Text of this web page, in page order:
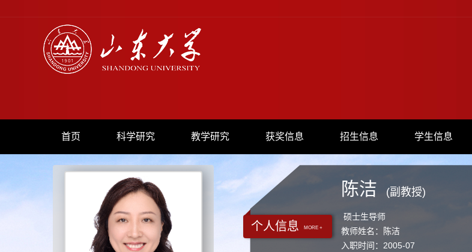
首页 科学研究 教学研究 获奖信息 招生信息 学生信息
个人信息 MORE +
陈洁 (副教授)
硕士生导师
教师姓名：陈洁
入职时间：2005-07